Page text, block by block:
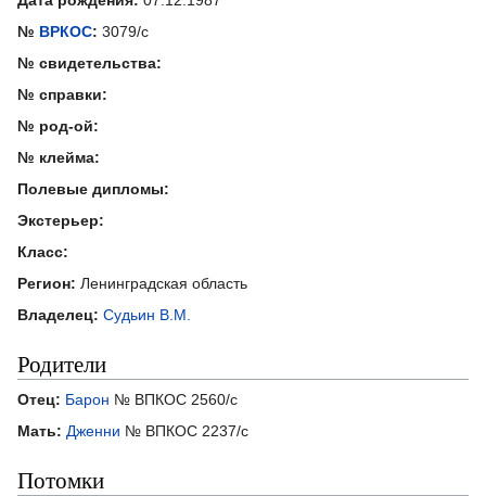
№ ВРКОС: 3079/с
№ свидетельства:
№ справки:
№ род-ой:
№ клейма:
Полевые дипломы:
Экстерьер:
Класс:
Регион: Ленинградская область
Владелец: Судьин В.М.
Родители
Отец: Барон № ВПКОС 2560/с
Мать: Дженни № ВПКОС 2237/с
Потомки